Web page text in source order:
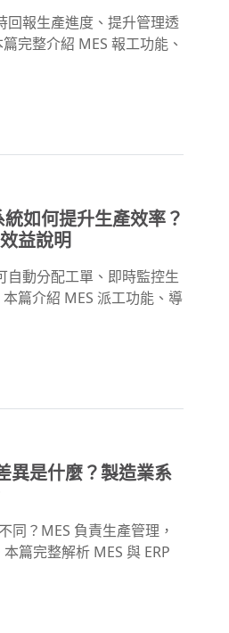
回報生產進度、提升管理透
完整介紹 MES 報工功能、
如何提升生產效率？
益說明
自動分配工單、即時監控生
篇介紹 MES 派工功能、導
異是什麼？製造業系
同？MES 負責生產管理，
篇完整解析 MES 與 ERP